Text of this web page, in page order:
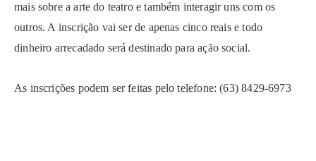
mais sobre a arte do teatro e também interagir uns com os
outros. A inscrição vai ser de apenas cinco reais e todo
dinheiro arrecadado será destinado para ação social.
As inscrições podem ser feitas pelo telefone: (63) 8429-6973